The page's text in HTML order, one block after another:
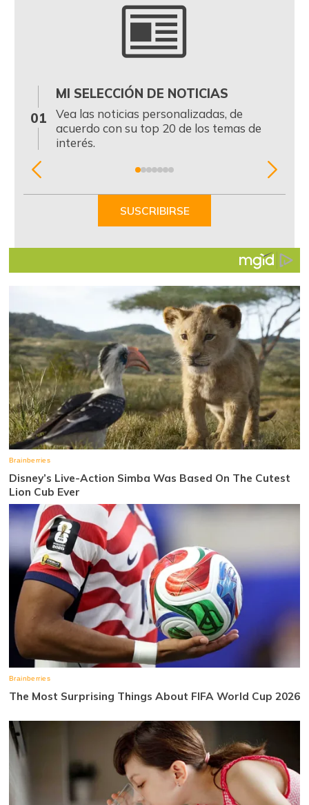
01
MI SELECCIÓN DE NOTICIAS
Vea las noticias personalizadas, de
acuerdo con su top 20 de los temas de
interés.
Item
SUSCRIBIRSE